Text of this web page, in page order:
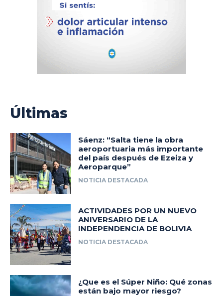
Últimas
Sáenz: “Salta tiene la obra
aeroportuaria más importante
del país después de Ezeiza y
Aeroparque”
NOTICIA DESTACADA
ACTIVIDADES POR UN NUEVO
ANIVERSARIO DE LA
INDEPENDENCIA DE BOLIVIA
NOTICIA DESTACADA
¿Que es el Súper Niño: Qué zonas
están bajo mayor riesgo?